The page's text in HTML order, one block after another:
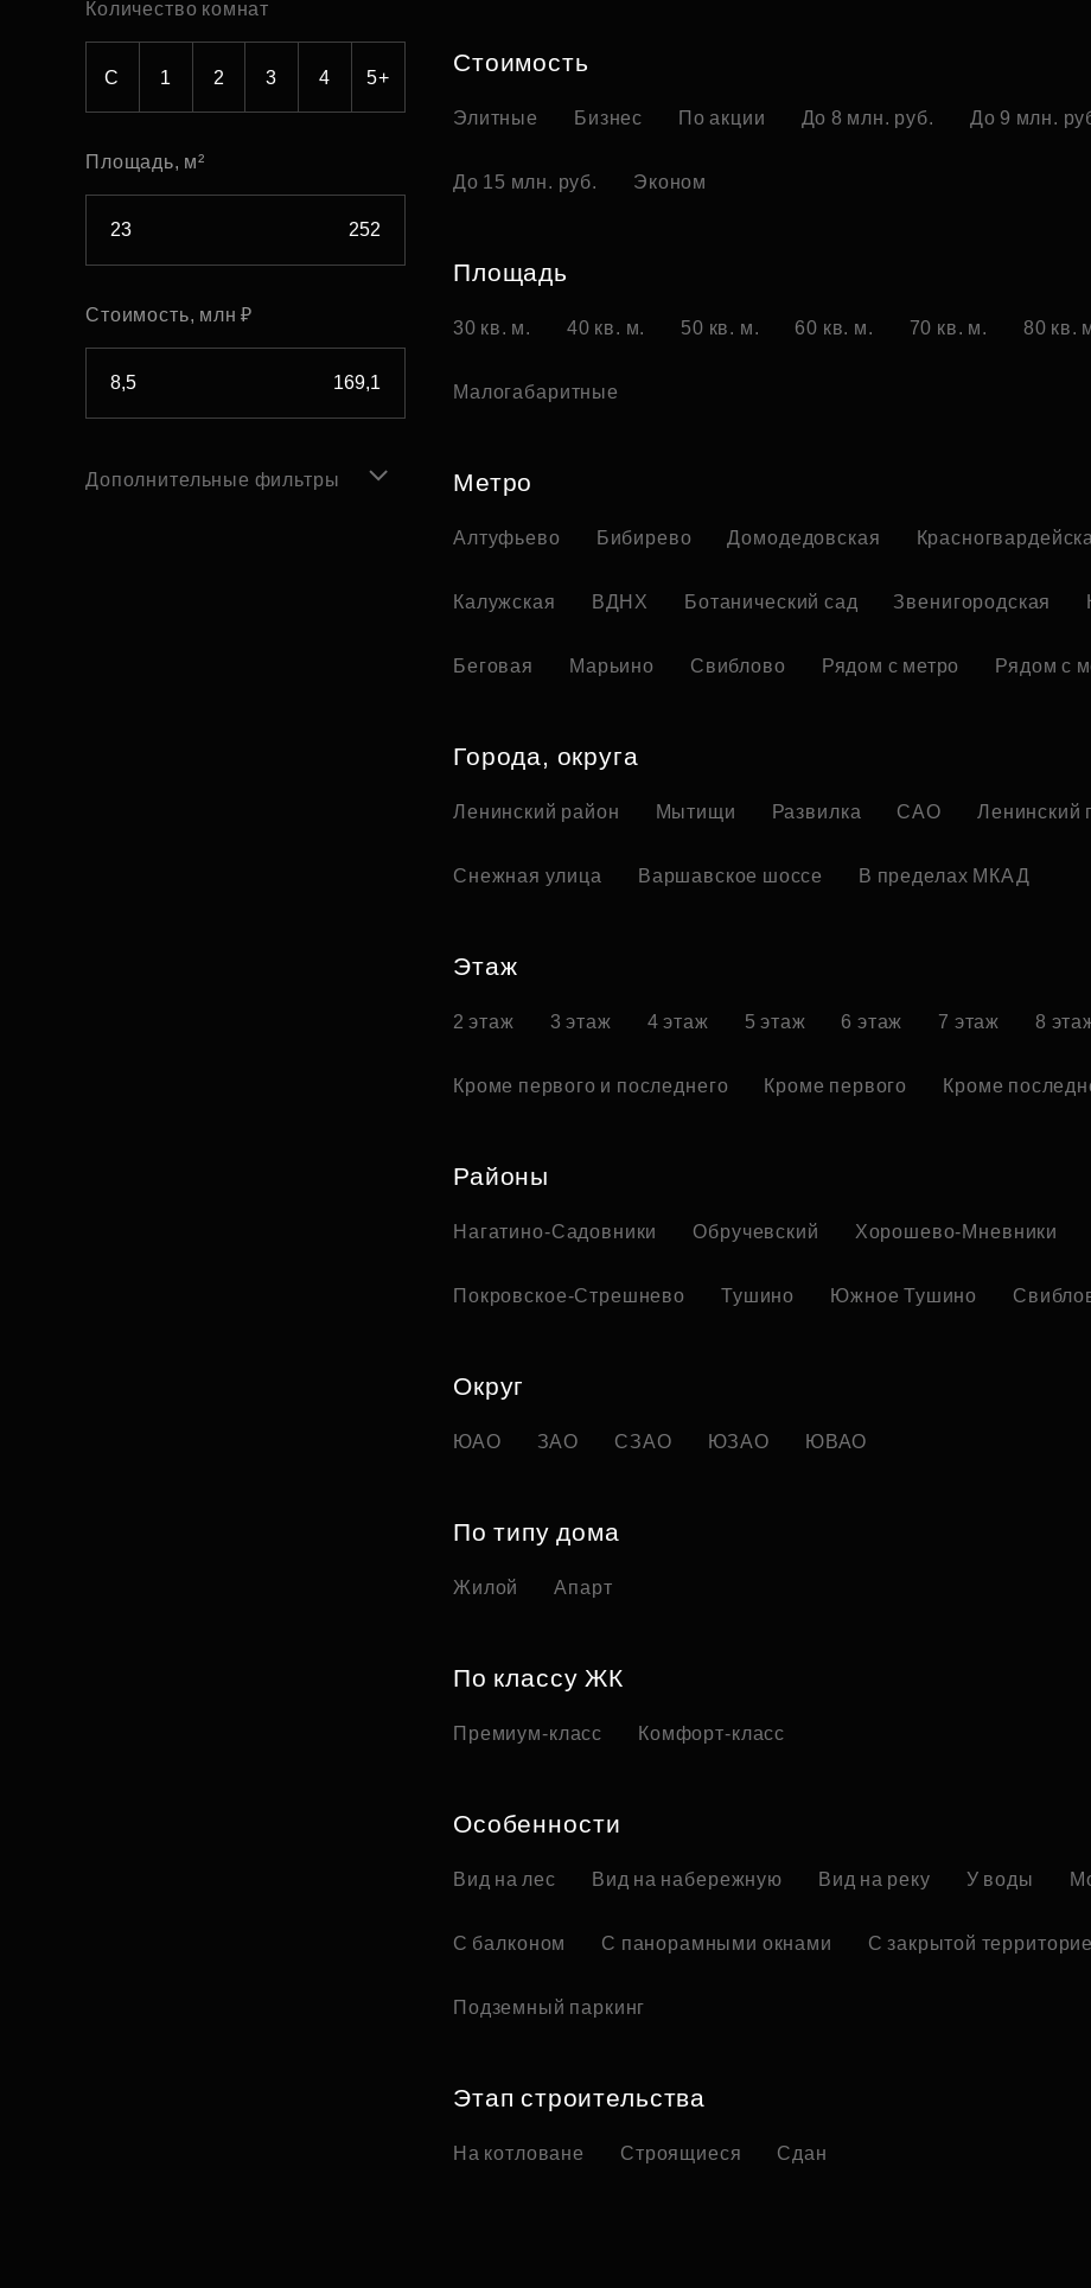
Количество комнат
С 1 2 3 4 5+
Площадь, м²
Стоимость, млн ₽
Дополнительные фильтры
Стоимость
Элитные Бизнес По акции До 8 млн. руб. До 9 млн.
До 15 млн. руб. Эконом
Площадь
30 кв. м. 40 кв. м. 50 кв. м. 60 кв. м. 70 кв. м. 80 кв.
Малогабаритные
Метро
Алтуфьево Бибирево Домодедовская
Калужская ВДНХ Ботанический сад Звенигородская
Беговая Марьино Свиблово Рядом с метро Рядом с
Города, округа
Ленинский район Мытищи Развилка САО Ленинский
Снежная улица Варшавское шоссе В пределах МКАД
Этаж
2 этаж 3 этаж 4 этаж 5 этаж 6 этаж 7 этаж 8
Кроме первого и последнего Кроме первого Кроме
Районы
Нагатино-Садовники Обручевский Хорошево-Мневники
Покровское-Стрешнево Тушино Южное Тушино
Округ
ЮАО ЗАО СЗАО ЮЗАО ЮВАО
По типу дома
Жилой Апарт
По классу ЖК
Премиум-класс Комфорт-класс
Особенности
Вид на лес Вид на набережную Вид на реку У воды
С балконом С панорамными окнами С закрытой
Подземный паркинг
Этап строительства
На котловане Строящиеся Сдан